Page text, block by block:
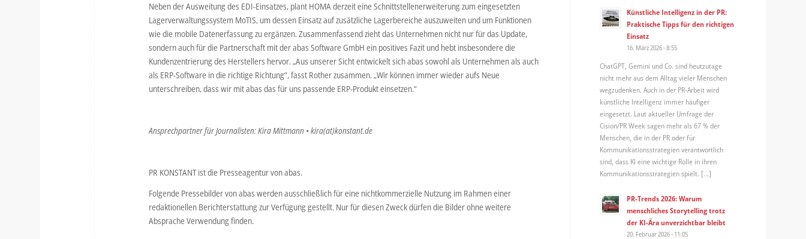
Neben der Ausweitung des EDI-Einsatzes, plant HOMA derzeit eine Schnittstellenerweiterung zum eingesetzten
Lagerverwaltungssystem MoTIS, um dessen Einsatz auf zusätzliche Lagerbereiche auszuweiten und um Funktionen
wie die mobile Datenerfassung zu ergänzen. Zusammenfassend zieht das Unternehmen nicht nur für das Update,
sondern auch für die Partnerschaft mit der abas Software GmbH ein positives Fazit und hebt insbesondere die
Kundenzentrierung des Herstellers hervor. „Aus unserer Sicht entwickelt sich abas sowohl als Unternehmen als auch
als ERP-Software in die richtige Richtung“, fasst Rother zusammen. „Wir können immer wieder aufs Neue
unterschreiben, dass wir mit abas das für uns passende ERP-Produkt einsetzen.“
Ansprechpartner für Journalisten: Kira Mittmann • kira(at)konstant.de
PR KONSTANT ist die Presseagentur von abas.
Folgende Pressebilder von abas werden ausschließlich für eine nichtkommerzielle Nutzung im Rahmen einer
redaktionellen Berichterstattung zur Verfügung gestellt. Nur für diesen Zweck dürfen die Bilder ohne weitere
Absprache Verwendung finden.
Künstliche Intelligenz in der PR:
Praktische Tipps für den richtigen
Einsatz
16. März 2026 - 8:55
ChatGPT, Gemini und Co. sind heutzutage
nicht mehr aus dem Alltag vieler Menschen
wegzudenken. Auch in der PR-Arbeit wird
künstliche Intelligenz immer häufiger
eingesetzt. Laut aktueller Umfrage der
Cision/PR Week sagen mehr als 67 % der
Menschen, die in der PR oder für
Kommunikationsstrategien verantwortlich
sind, dass KI eine wichtige Rolle in ihren
Kommunikationsstrategien spielt. […]
PR-Trends 2026: Warum
menschliches Storytelling trotz
der KI-Ära unverzichtbar bleibt
20. Februar 2026 - 11:05